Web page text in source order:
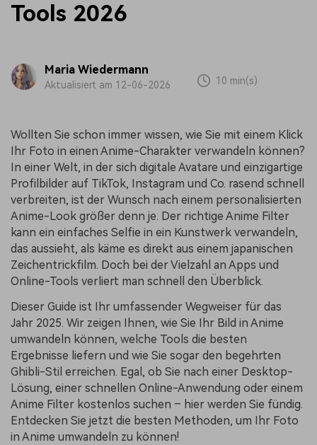
Tools 2026
Maria Wiedermann
Aktualisiert am 12-06-2026 10 min(s)
Wollten Sie schon immer wissen, wie Sie mit einem Klick
Ihr Foto in einen Anime-Charakter verwandeln können?
In einer Welt, in der sich digitale Avatare und einzigartige
Profilbilder auf TikTok, Instagram und Co. rasend schnell
verbreiten, ist der Wunsch nach einem personalisierten
Anime-Look größer denn je. Der richtige Anime Filter
kann ein einfaches Selfie in ein Kunstwerk verwandeln,
das aussieht, als käme es direkt aus einem japanischen
Zeichentrickfilm. Doch bei der Vielzahl an Apps und
Online-Tools verliert man schnell den Überblick.
Dieser Guide ist Ihr umfassender Wegweiser für das
Jahr 2025. Wir zeigen Ihnen, wie Sie Ihr Bild in Anime
umwandeln können, welche Tools die besten
Ergebnisse liefern und wie Sie sogar den begehrten
Ghibli-Stil erreichen. Egal, ob Sie nach einer Desktop-
Lösung, einer schnellen Online-Anwendung oder einem
Anime Filter kostenlos suchen – hier werden Sie fündig.
Entdecken Sie jetzt die besten Methoden, um Ihr Foto
in Anime umwandeln zu können!